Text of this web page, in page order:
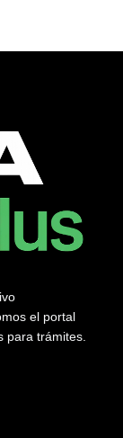
el portal
para trámites.